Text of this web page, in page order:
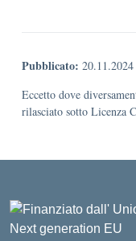
Pubblicato: 20.11.2024
Eccetto dove
rilasciato sotto Licenza